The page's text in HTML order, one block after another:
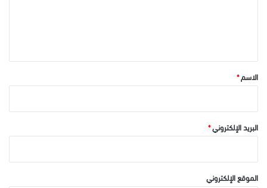
*الاسم*
البريد الإلكتروني*
الموقع الإلكتروني